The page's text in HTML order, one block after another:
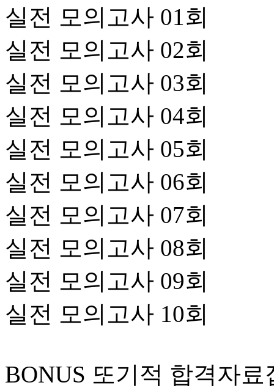
실전 모의고사 01회
실전 모의고사 02회
실전 모의고사 03회
실전 모의고사 04회
실전 모의고사 05회
실전 모의고사 06회
실전 모의고사 07회
실전 모의고사 08회
실전 모의고사 09회
실전 모의고사 10회
BONUS 또기적 합격자